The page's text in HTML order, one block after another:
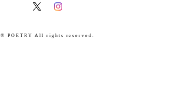
© POETRY All rights reserved.